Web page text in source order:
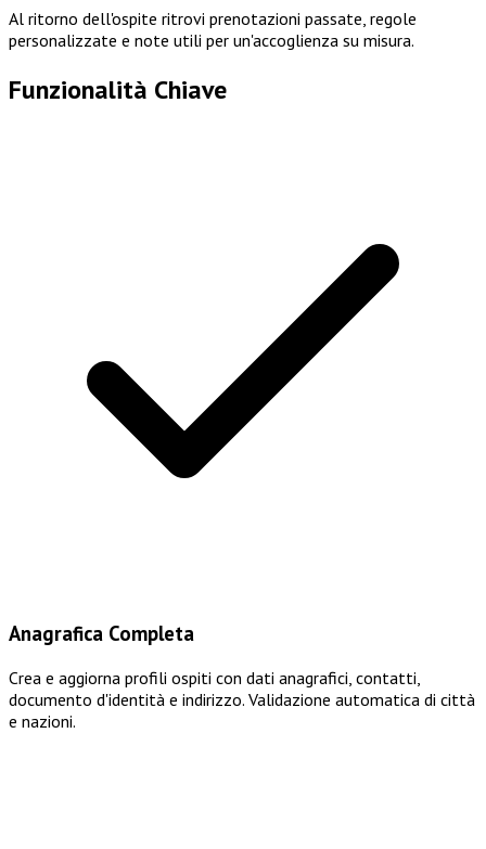
Al ritorno dell'ospite ritrovi prenotazioni passate, regole
personalizzate e note utili per un'accoglienza su misura.
Funzionalità Chiave
Anagrafica Completa
Crea e aggiorna profili ospiti con dati anagrafici, contatti,
documento d'identità e indirizzo. Validazione automatica di città
e nazioni.